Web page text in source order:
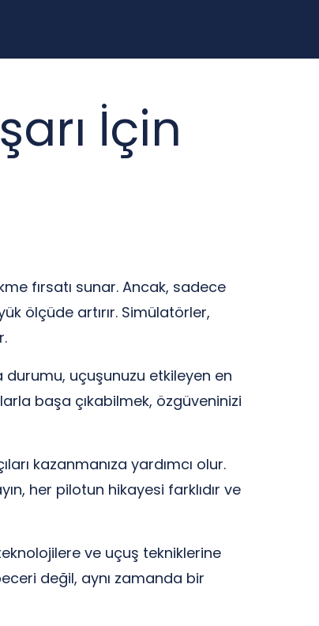
İçin
fırsatı sunar. Ancak, sadece
ölçüde artırır. Simülatörler,
durumu, uçuşunuzu etkileyen en
başa çıkabilmek, özgüveninizi
kazanmanıza yardımcı olur.
her pilotun hikayesi farklıdır ve
ve uçuş tekniklerine
değil, aynı zamanda bir